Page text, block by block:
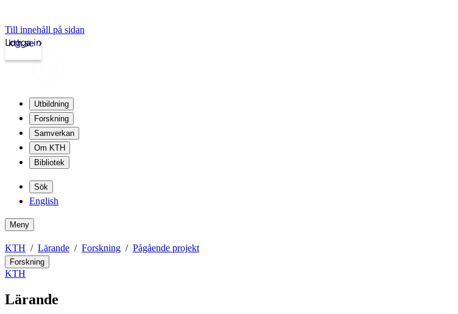
Till innehåll på sidan
kth.se
Logga in
Utbildning
Forskning
Samverkan
Om KTH
Bibliotek
Sök
English
Meny
KTH Lärande Forskning Pågående projekt
Forskning
KTH
Lärande